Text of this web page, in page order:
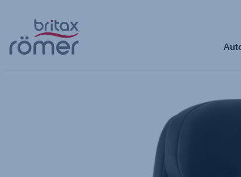
naar